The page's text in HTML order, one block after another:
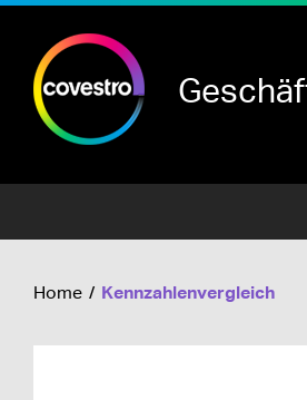
Home Kennzahlenvergleich